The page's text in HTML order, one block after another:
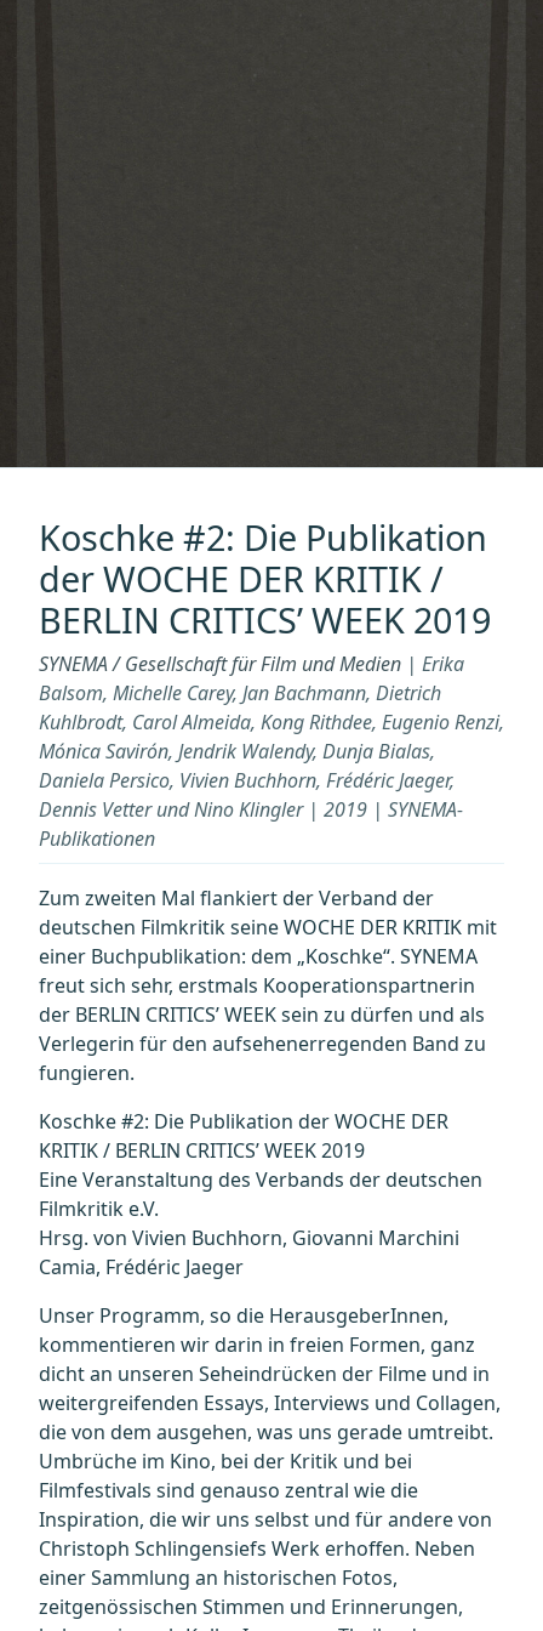
Koschke #2: Die Publikation
der WOCHE DER KRITIK /
BERLIN CRITICS’ WEEK 2019
SYNEMA / Gesellschaft für Film und Medien | Erika
Balsom, Michelle Carey, Jan Bachmann, Dietrich
Kuhlbrodt, Carol Almeida, Kong Rithdee, Eugenio Renzi,
Mónica Savirón, Jendrik Walendy, Dunja Bialas,
Daniela Persico, Vivien Buchhorn, Frédéric Jaeger,
Dennis Vetter und Nino Klingler | 2019 | SYNEMA-
Publikationen
Zum zweiten Mal flankiert der Verband der
deutschen Filmkritik seine WOCHE DER KRITIK mit
einer Buchpublikation: dem „Koschke“. SYNEMA
freut sich sehr, erstmals Kooperationspartnerin
der BERLIN CRITICS’ WEEK sein zu dürfen und als
Verlegerin für den aufsehenerregenden Band zu
fungieren.
Koschke #2: Die Publikation der WOCHE DER
KRITIK / BERLIN CRITICS’ WEEK 2019
Eine Veranstaltung des Verbands der deutschen
Filmkritik e.V.
Hrsg. von Vivien Buchhorn, Giovanni Marchini
Camia, Frédéric Jaeger
Unser Programm, so die HerausgeberInnen,
kommentieren wir darin in freien Formen, ganz
dicht an unseren Seheindrücken der Filme und in
weitergreifenden Essays, Interviews und Collagen,
die von dem ausgehen, was uns gerade umtreibt.
Umbrüche im Kino, bei der Kritik und bei
Filmfestivals sind genauso zentral wie die
Inspiration, die wir uns selbst und für andere von
Christoph Schlingensiefs Werk erhoffen. Neben
einer Sammlung an historischen Fotos,
zeitgenössischen Stimmen und Erinnerungen,